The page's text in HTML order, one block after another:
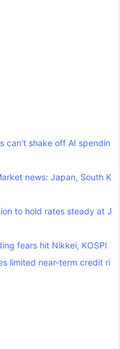
can’t shake off AI spendin
news: Japan, South K
to hold rates steady at J
fears hit Nikkei, KOSPI
limited near-term credit ri